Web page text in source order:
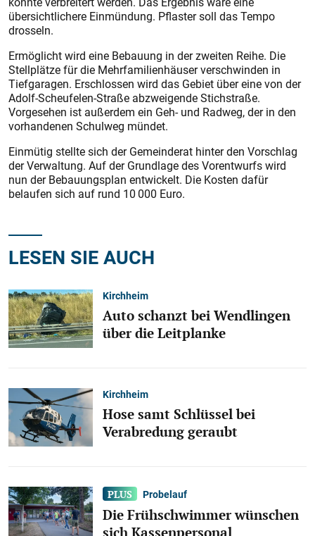
übersichtlichere Einmündung. Pflaster soll das Tempo
drosseln.
Ermöglicht wird eine Bebauung in der zweiten Reihe. Die
Stellplätze für die Mehrfamilienhäuser verschwinden in
Tiefgaragen. Erschlossen wird das Gebiet über eine von der
Adolf-Scheufelen-Straße abzweigende Stichstraße.
Vorgesehen ist außerdem ein Geh- und Radweg, der in den
vorhandenen Schulweg mündet.
Einmütig stellte sich der Gemeinderat hinter den Vorschlag
der Verwaltung. Auf der Grundlage des Vorentwurfs wird
nun der Bebauungsplan entwickelt. Die Kosten dafür
belaufen sich auf rund 10 000 Euro.
LESEN SIE AUCH
Kirchheim
Auto schanzt bei Wendlingen
über die Leitplanke
Kirchheim
Hose samt Schlüssel bei
Verabredung geraubt
Probelauf
Die Frühschwimmer wünschen